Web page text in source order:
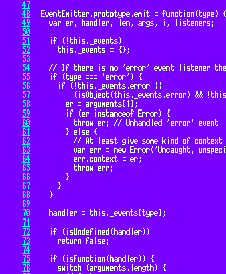
47
48
49
50
51
52
53
54
55
56
57
58
59
60
61
62
63
64
65
66
67
68
69
70
71
72
73
74
75
76